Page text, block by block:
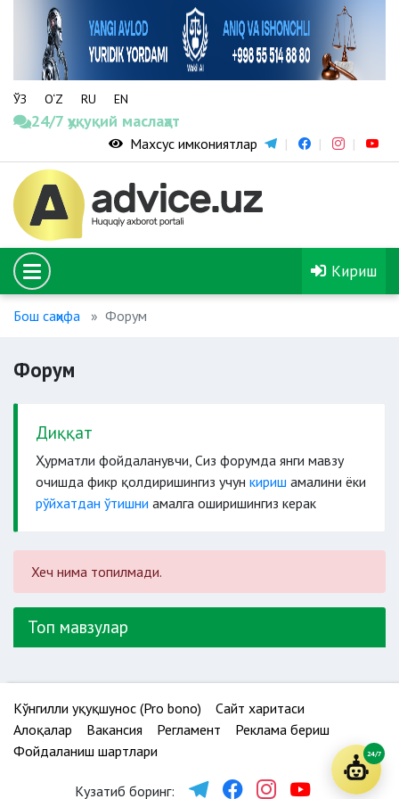
ЎЗ O‘Z RU EN
24/7 ҳуқуқий маслаҳат
Махсус имкониятлар
Кириш
Бош саҳифа Форум
Форум
Диққат
Ҳурматли фойдаланувчи, Сиз форумда янги мавзу
очишда фикр қолдиришингиз учун кириш амалини ёки
рўйхатдан ўтишни амалга оширишингиз керак
Хеч нима топилмади.
Топ мавзулар
Кўнгилли ҳуқуқшунос (Pro bono)
Сайт харитаси
Алоқалар
Вакансия Регламент
Реклама бериш
Фойдаланиш шартлари
Кузатиб боринг:
24/7